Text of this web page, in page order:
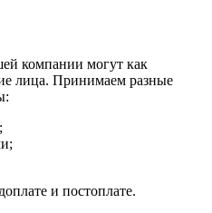
компании могут как
лица. Принимаем разные
и постоплате.